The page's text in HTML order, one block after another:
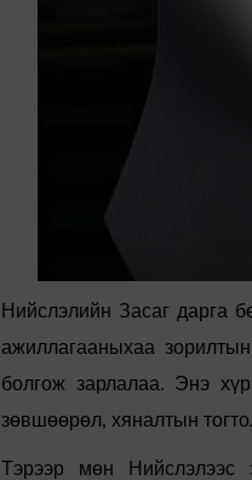
Нийслэлийн Засаг дарга
ажиллагааныхаа зорилтын
болгож зарлалаа. Энэ
зөвшөөрөл,хяналтын
Тэрээр мөн Нийслэлээс